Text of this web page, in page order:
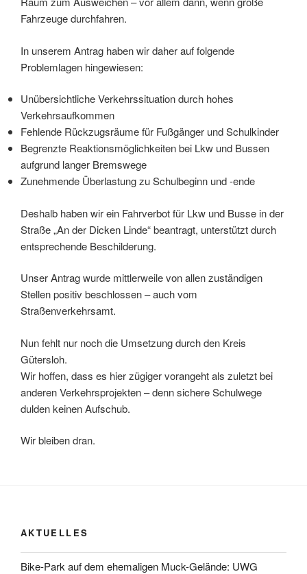
Fahrzeuge durchfahren.
In unserem Antrag haben wir daher auf folgende
Problemlagen hingewiesen:
Unübersichtliche Verkehrssituation durch hohes
Verkehrsaufkommen
Fehlende Rückzugsräume für Fußgänger und Schulkinder
Begrenzte Reaktionsmöglichkeiten bei Lkw und Bussen
aufgrund langer Bremswege
Zunehmende Überlastung zu Schulbeginn und -ende
Deshalb haben wir ein Fahrverbot für Lkw und Busse in der
Straße „An der Dicken Linde“ beantragt, unterstützt durch
entsprechende Beschilderung.
Unser Antrag wurde mittlerweile von allen zuständigen
Stellen positiv beschlossen – auch vom
Straßenverkehrsamt.
Nun fehlt nur noch die Umsetzung durch den Kreis
Gütersloh.
Wir hoffen, dass es hier zügiger vorangeht als zuletzt bei
anderen Verkehrsprojekten – denn sichere Schulwege
dulden keinen Aufschub.
Wir bleiben dran.
AKTUELLES
Bike-Park auf dem ehemaligen Muck-Gelände: UWG